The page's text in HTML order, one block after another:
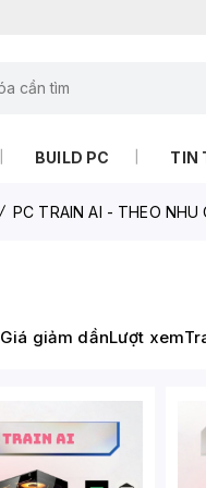
BUILD PC TIN
PC TRAIN AI - THEO NHU
Giá giảm dầnLượt xem